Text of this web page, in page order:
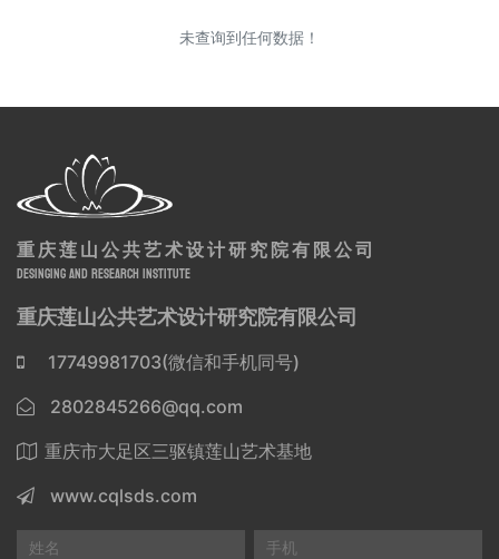
未查询到任何数据！
重庆莲山公共艺术设计研究院有限公司
DESINGING AND RESEARCH INSTITUTE
重庆莲山公共艺术设计研究院有限公司
17749981703(微信和手机同号)
2802845266@qq.com
重庆市大足区三驱镇莲山艺术基地
www.cqlsds.com